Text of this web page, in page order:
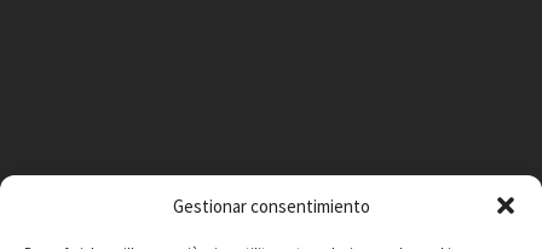
Gestionar consentimiento